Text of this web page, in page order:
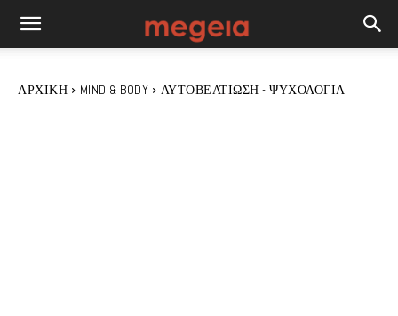
ΑΡΧΙΚΉ MIND & BODY ΑΥΤΟΒΕΛΤΊΩΣΗ - ΨΥΧΟΛΟΓΊΑ